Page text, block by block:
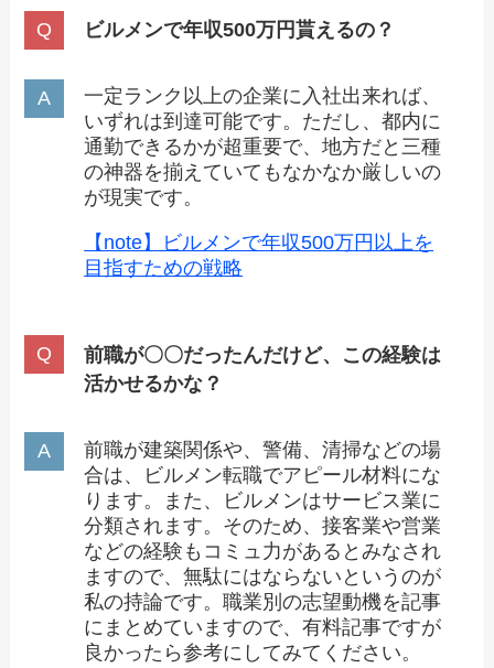
ビルメンで年収500万円貰えるの？
一定ランク以上の企業に入社出来れば、
いずれは到達可能です。ただし、都内に
通勤できるかが超重要で、地方だと三種
の神器を揃えていてもなかなか厳しいの
が現実です。
【note】ビルメンで年収500万円以上を
目指すための戦略
前職が〇〇だったんだけど、この経験は
活かせるかな？
前職が建築関係や、警備、清掃などの場
合は、ビルメン転職でアピール材料にな
ります。また、ビルメンはサービス業に
分類されます。そのため、接客業や営業
などの経験もコミュ力があるとみなされ
ますので、無駄にはならないというのが
私の持論です。職業別の志望動機を記事
にまとめていますので、有料記事ですが
良かったら参考にしてみてください。